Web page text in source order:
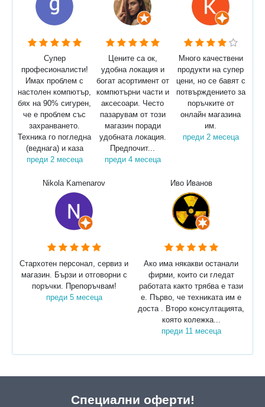
Супер
професионалисти!
Имах проблем с
настолен компютър,
бях на 90% сигурен,
че е проблем със
захранването.
Техника го погледна
(веднага) и каза
преди 2 месеца
Цените са ок,
удобна локация и
богат асортимент от
компютърни части и
аксесоари. Често
пазарувам от този
магазин поради
удобната локация.
Предпочит...
преди 4 месеца
Много качествени
продукти на супер
цени, но се бавят с
потвърждението за
поръчките от
онлайн магазина
им.
преди 2 месеца
Nikola Kamenarov
Стархотен персонал, сервиз и
магазин. Бързи и отговорни с
поръчки. Препоръчвам!
преди 5 месеца
Иво Иванов
Ако има някакви останали
фирми, които си гледат
работата както трябва е тази
е. Първо, че техниката им е
доста . Второ консултацията,
която колежка...
преди 11 месеца
Специални оферти!